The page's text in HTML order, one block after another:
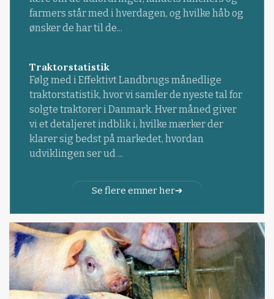
farmers står med i hverdagen, og hvilke håb og
ønsker de har til de...
Traktorstatistik
Følg med i Effektivt Landbrugs månedlige
traktorstatistik, hvor vi samler de nyeste tal for
solgte traktorer i Danmark. Hver måned giver
vi et detaljeret indblik i, hvilke mærker der
klarer sig bedst på markedet, hvordan
udviklingen ser ud ...
Se flere emner her